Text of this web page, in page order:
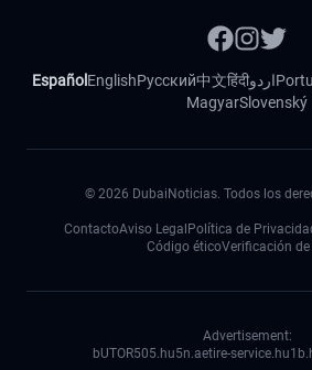
Español EnglishРусский中文हिंदीاردو
MagyarSlovenský
© 2026 DubaiNoticias. Todos los
ContactoAviso Legal Política de
Código éticoVerificación
Advertisement:
bUTOR505.hu5n.aetire-service.hu